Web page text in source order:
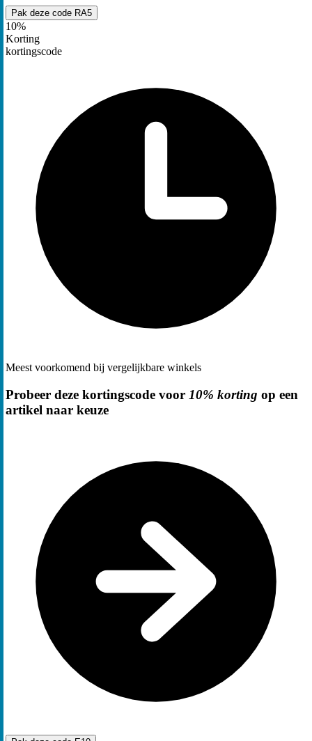
Pak deze code RA5
10%
Korting
kortingscode
Meest voorkomend bij vergelijkbare winkels
Probeer deze kortingscode voor 10% korting op een
artikel naar keuze